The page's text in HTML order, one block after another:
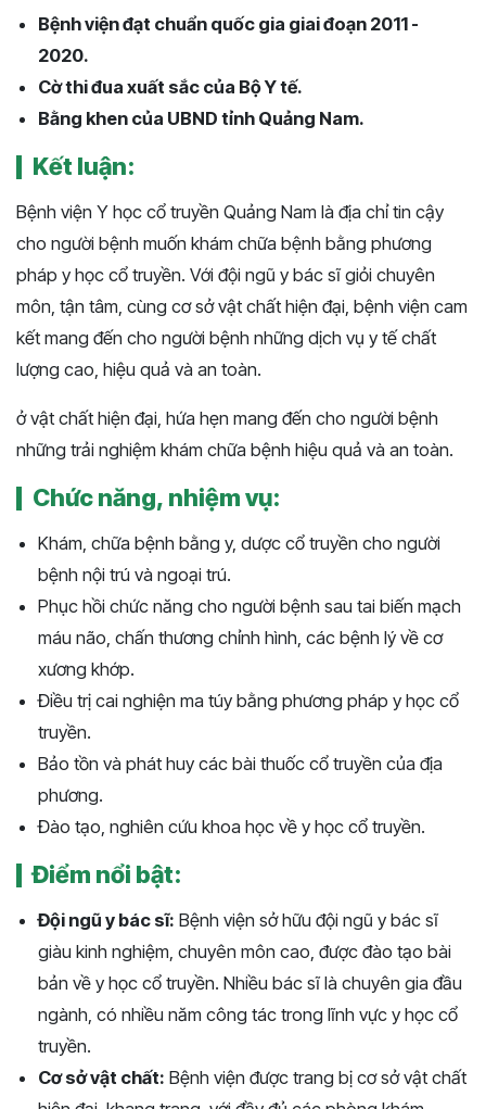
Bệnh viện đạt chuẩn quốc gia giai đoạn 2011 -
2020.
Cờ thi đua xuất sắc của Bộ Y tế.
Bằng khen của UBND tỉnh Quảng Nam.
Kết luận:
Bệnh viện Y học cổ truyền Quảng Nam là địa chỉ tin cậy
cho người bệnh muốn khám chữa bệnh bằng phương
pháp y học cổ truyền. Với đội ngũ y bác sĩ giỏi chuyên
môn, tận tâm, cùng cơ sở vật chất hiện đại, bệnh viện cam
kết mang đến cho người bệnh những dịch vụ y tế chất
lượng cao, hiệu quả và an toàn.
ở vật chất hiện đại, hứa hẹn mang đến cho người bệnh
những trải nghiệm khám chữa bệnh hiệu quả và an toàn.
Chức năng, nhiệm vụ:
Khám, chữa bệnh bằng y, dược cổ truyền cho người
bệnh nội trú và ngoại trú.
Phục hồi chức năng cho người bệnh sau tai biến mạch
máu não, chấn thương chỉnh hình, các bệnh lý về cơ
xương khớp.
Điều trị cai nghiện ma túy bằng phương pháp y học cổ
truyền.
Bảo tồn và phát huy các bài thuốc cổ truyền của địa
phương.
Đào tạo, nghiên cứu khoa học về y học cổ truyền.
Điểm nổi bật:
Đội ngũ y bác sĩ: Bệnh viện sở hữu đội ngũ y bác sĩ
giàu kinh nghiệm, chuyên môn cao, được đào tạo bài
bản về y học cổ truyền. Nhiều bác sĩ là chuyên gia đầu
ngành, có nhiều năm công tác trong lĩnh vực y học cổ
truyền.
Cơ sở vật chất: Bệnh viện được trang bị cơ sở vật chất